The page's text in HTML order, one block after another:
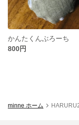
かんたくんぶろーち
800円
minne ホーム